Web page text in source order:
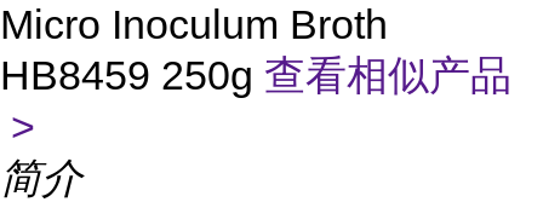
Micro Inoculum Broth
HB8459 250g 查看相似产品
>
简介